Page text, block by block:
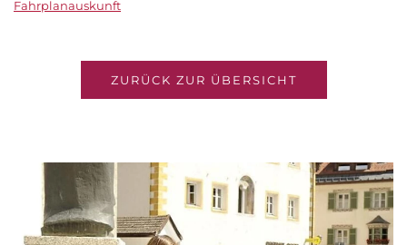
Fahrplanauskunft
ZURÜCK ZUR ÜBERSICHT